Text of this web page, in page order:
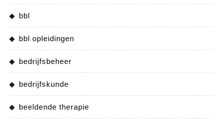
bbl
bbl opleidingen
bedrijfsbeheer
bedrijfskunde
beeldende therapie